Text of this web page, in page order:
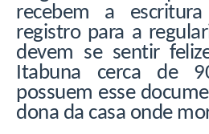
recebem a
registro para a
devem se sentir
Itabuna cerca de
possuem esse
dona da casa onde